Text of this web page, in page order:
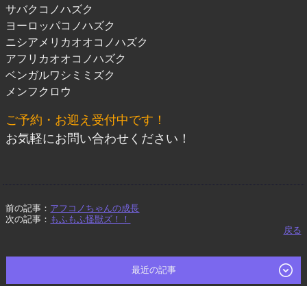
サバクコノハズク
ヨーロッパコノハズク
ニシアメリカオオコノハズク
アフリカオオコノハズク
ベンガルワシミミズク
メンフクロウ
ご予約・お迎え受付中です！
お気軽にお問い合わせください！
前の記事： アフコノちゃんの成長
次の記事： もふもふ怪獣ズ！！
戻る
最近の記事